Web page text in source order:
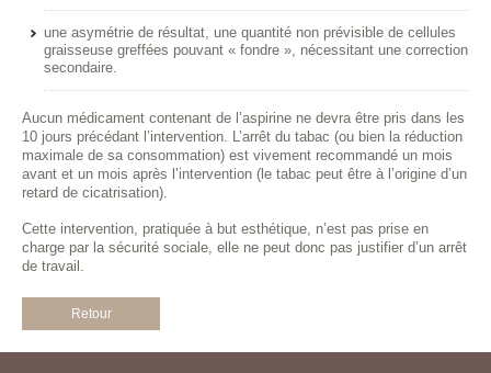
une asymétrie de résultat, une quantité non prévisible de cellules
graisseuse greffées pouvant « fondre », nécessitant une correction
secondaire.
Aucun médicament contenant de l’aspirine ne devra être pris dans les
10 jours précédant l’intervention. L’arrêt du tabac (ou bien la réduction
maximale de sa consommation) est vivement recommandé un mois
avant et un mois après l’intervention (le tabac peut être à l’origine d’un
retard de cicatrisation).
Cette intervention, pratiquée à but esthétique, n’est pas prise en
charge par la sécurité sociale, elle ne peut donc pas justifier d’un arrêt
de travail.
Retour